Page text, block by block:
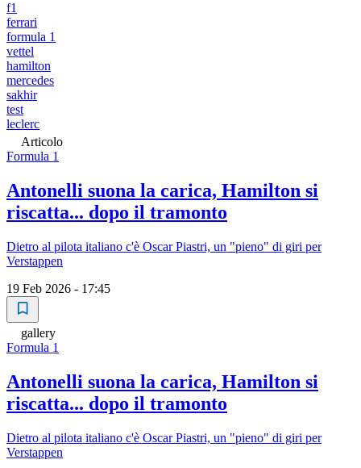
f1
ferrari
formula 1
vettel
hamilton
mercedes
sakhir
test
leclerc
Articolo
Formula 1
Antonelli suona la carica, Hamilton si
riscatta... dopo il tramonto
Dietro al pilota italiano c'è Oscar Piastri, un "pieno" di giri per
Verstappen
19 Feb 2026 - 17:45
gallery
Formula 1
Antonelli suona la carica, Hamilton si
riscatta... dopo il tramonto
Dietro al pilota italiano c'è Oscar Piastri, un "pieno" di giri per
Verstappen